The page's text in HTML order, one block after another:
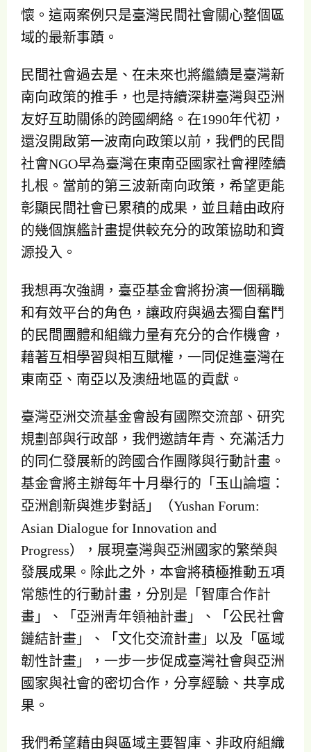
懷。這兩案例只是臺灣民間社會關心整個區
域的最新事蹟。
民間社會過去是、在未來也將繼續是臺灣新
南向政策的推手，也是持續深耕臺灣與亞洲
友好互助關係的跨國網絡。在1990年代初，
還沒開啟第一波南向政策以前，我們的民間
社會NGO早為臺灣在東南亞國家社會裡陸續
扎根。當前的第三波新南向政策，希望更能
彰顯民間社會已累積的成果，並且藉由政府
的幾個旗艦計畫提供較充分的政策協助和資
源投入。
我想再次強調，臺亞基金會將扮演一個稱職
和有效平台的角色，讓政府與過去獨自奮鬥
的民間團體和組織力量有充分的合作機會，
藉著互相學習與相互賦權，一同促進臺灣在
東南亞、南亞以及澳紐地區的貢獻。
臺灣亞洲交流基金會設有國際交流部、研究
規劃部與行政部，我們邀請年青、充滿活力
的同仁發展新的跨國合作團隊與行動計畫。
基金會將主辦每年十月舉行的「玉山論壇：
亞洲創新與進步對話」（Yushan Forum:
Asian Dialogue for Innovation and
Progress），展現臺灣與亞洲國家的繁榮與
發展成果。除此之外，本會將積極推動五項
常態性的行動計畫，分別是「智庫合作計
畫」、「亞洲青年領袖計畫」、「公民社會
鏈結計畫」、「文化交流計畫」以及「區域
韌性計畫」，一步一步促成臺灣社會與亞洲
國家與社會的密切合作，分享經驗、共享成
果。
我們希望藉由與區域主要智庫、非政府組織